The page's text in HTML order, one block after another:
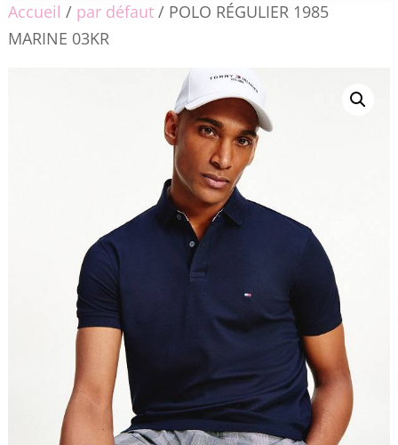
Accueil / par défaut/ POLO RÉGULIER 1985
MARINE 03KR